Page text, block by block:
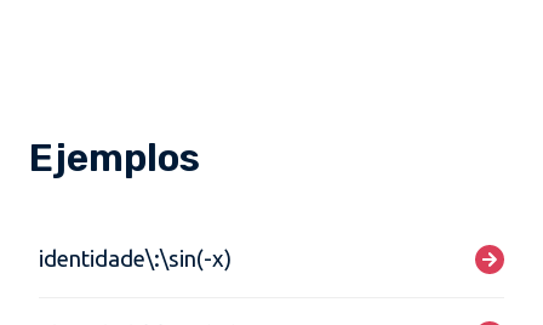
Ejemplos
identidade\:\sin(-x)